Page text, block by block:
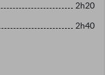
2h20
2h40